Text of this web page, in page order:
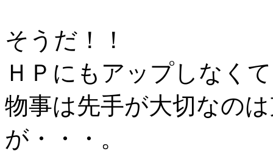
そうだ！！
ＨＰにもアップしなく
物事は先手が大切なの
が・・・。